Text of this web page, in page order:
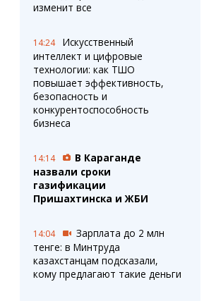
изменит все
14:24
Искусственный
интеллект и цифровые
технологии: как ТШО
повышает эффективность,
безопасность и
конкурентоспособность
бизнеса
14:14
В Караганде
назвали сроки
газификации
Пришахтинска и ЖБИ
14:04
Зарплата до 2 млн
тенге: в Минтруда
казахстанцам подсказали,
кому предлагают такие деньги